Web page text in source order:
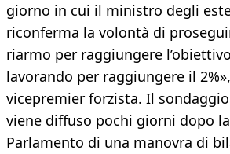
giorno in cui il ministro degli
riconferma la volontà di
riarmo per raggiungere
lavorando per raggiungere il
vicepremier forzista. Il
viene diffuso pochi giorni dopo
Parlamento di una manovra di